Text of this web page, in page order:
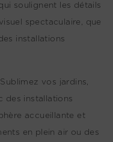
soulignent les détails
spectaculaire, que
installations
Sublimez vos jardins,
des installations
accueillante et
en plein air ou des